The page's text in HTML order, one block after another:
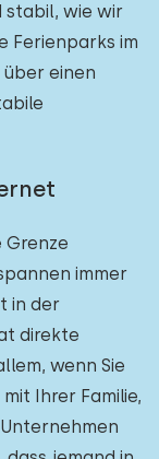
stabil, wie wir
Ferienparks im
einen
immer
in der
direkte
wenn Sie
Ihrer Familie,